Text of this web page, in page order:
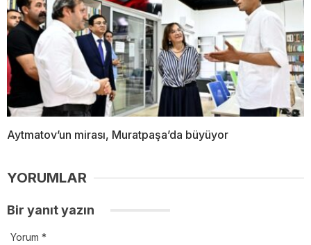
Aytmatov’un mirası, Muratpaşa’da büyüyor
YORUMLAR
Bir yanıt yazın
Yorum *